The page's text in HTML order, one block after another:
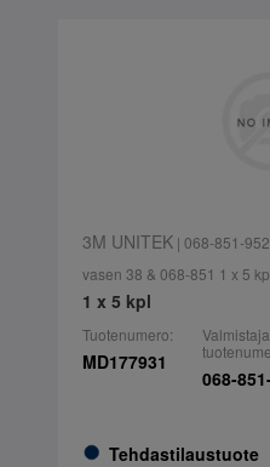
3M UNITEK| 068-851-
vasen 38 & 068-851 1 x 5
1 x 5 kpl
Tuotenumero:
MD177931
Tehdastilaustuote
068-